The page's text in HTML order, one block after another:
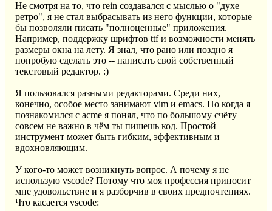
Не смотря на то, что rein создавался с мыслью о "духе
ретро", я не стал выбрасывать из него функции, которые
бы позволяли писать "полноценные" приложения.
Например, поддержку шрифтов ttf и возможности менять
размеры окна на лету. Я знал, что рано или поздно я
попробую сделать это -- написать свой собственный
текстовый редактор. :)
Я пользовался разными редакторами. Среди них,
конечно, особое место занимают vim и emacs. Но когда я
познакомился с acme я понял, что по большому счёту
совсем не важно в чём ты пишешь код. Простой
инструмент может быть гибким, эффективным и
вдохновляющим.
У кого-то может возникнуть вопрос. А почему я не
использую vscode? Потому что моя профессия приносит
мне удовольствие и я разборчив в своих предпочтениях.
Что касается vscode: